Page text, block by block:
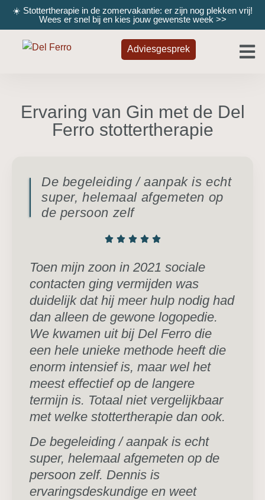
☀️ Stottertherapie in de zomervakantie: er zijn nog plekken vrij!
Wees er snel bij en kies jouw gewenste week >>
Adviesgesprek
Ervaring van Gin met de Del
Ferro stottertherapie
De begeleiding / aanpak is echt
super, helemaal afgemeten op
de persoon zelf
Toen mijn zoon in 2021 sociale
contacten ging vermijden was
duidelijk dat hij meer hulp nodig had
dan alleen de gewone logopedie.
We kwamen uit bij Del Ferro die
een hele unieke methode heeft die
enorm intensief is, maar wel het
meest effectief op de langere
termijn is. Totaal niet vergelijkbaar
met welke stottertherapie dan ook.
De begeleiding / aanpak is echt
super, helemaal afgemeten op de
persoon zelf. Dennis is
ervaringsdeskundige en weet